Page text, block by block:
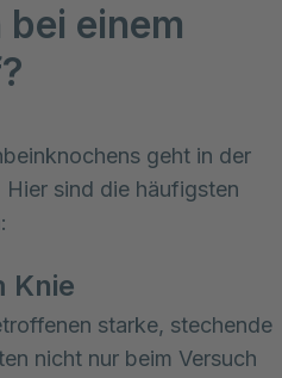
einem
geht in der
Hier sind die häufigsten
Knie
starke, stechende
nicht nur beim Versuch